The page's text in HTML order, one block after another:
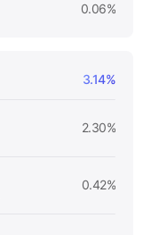
3.14%
2.30%
0.42%
0.06%